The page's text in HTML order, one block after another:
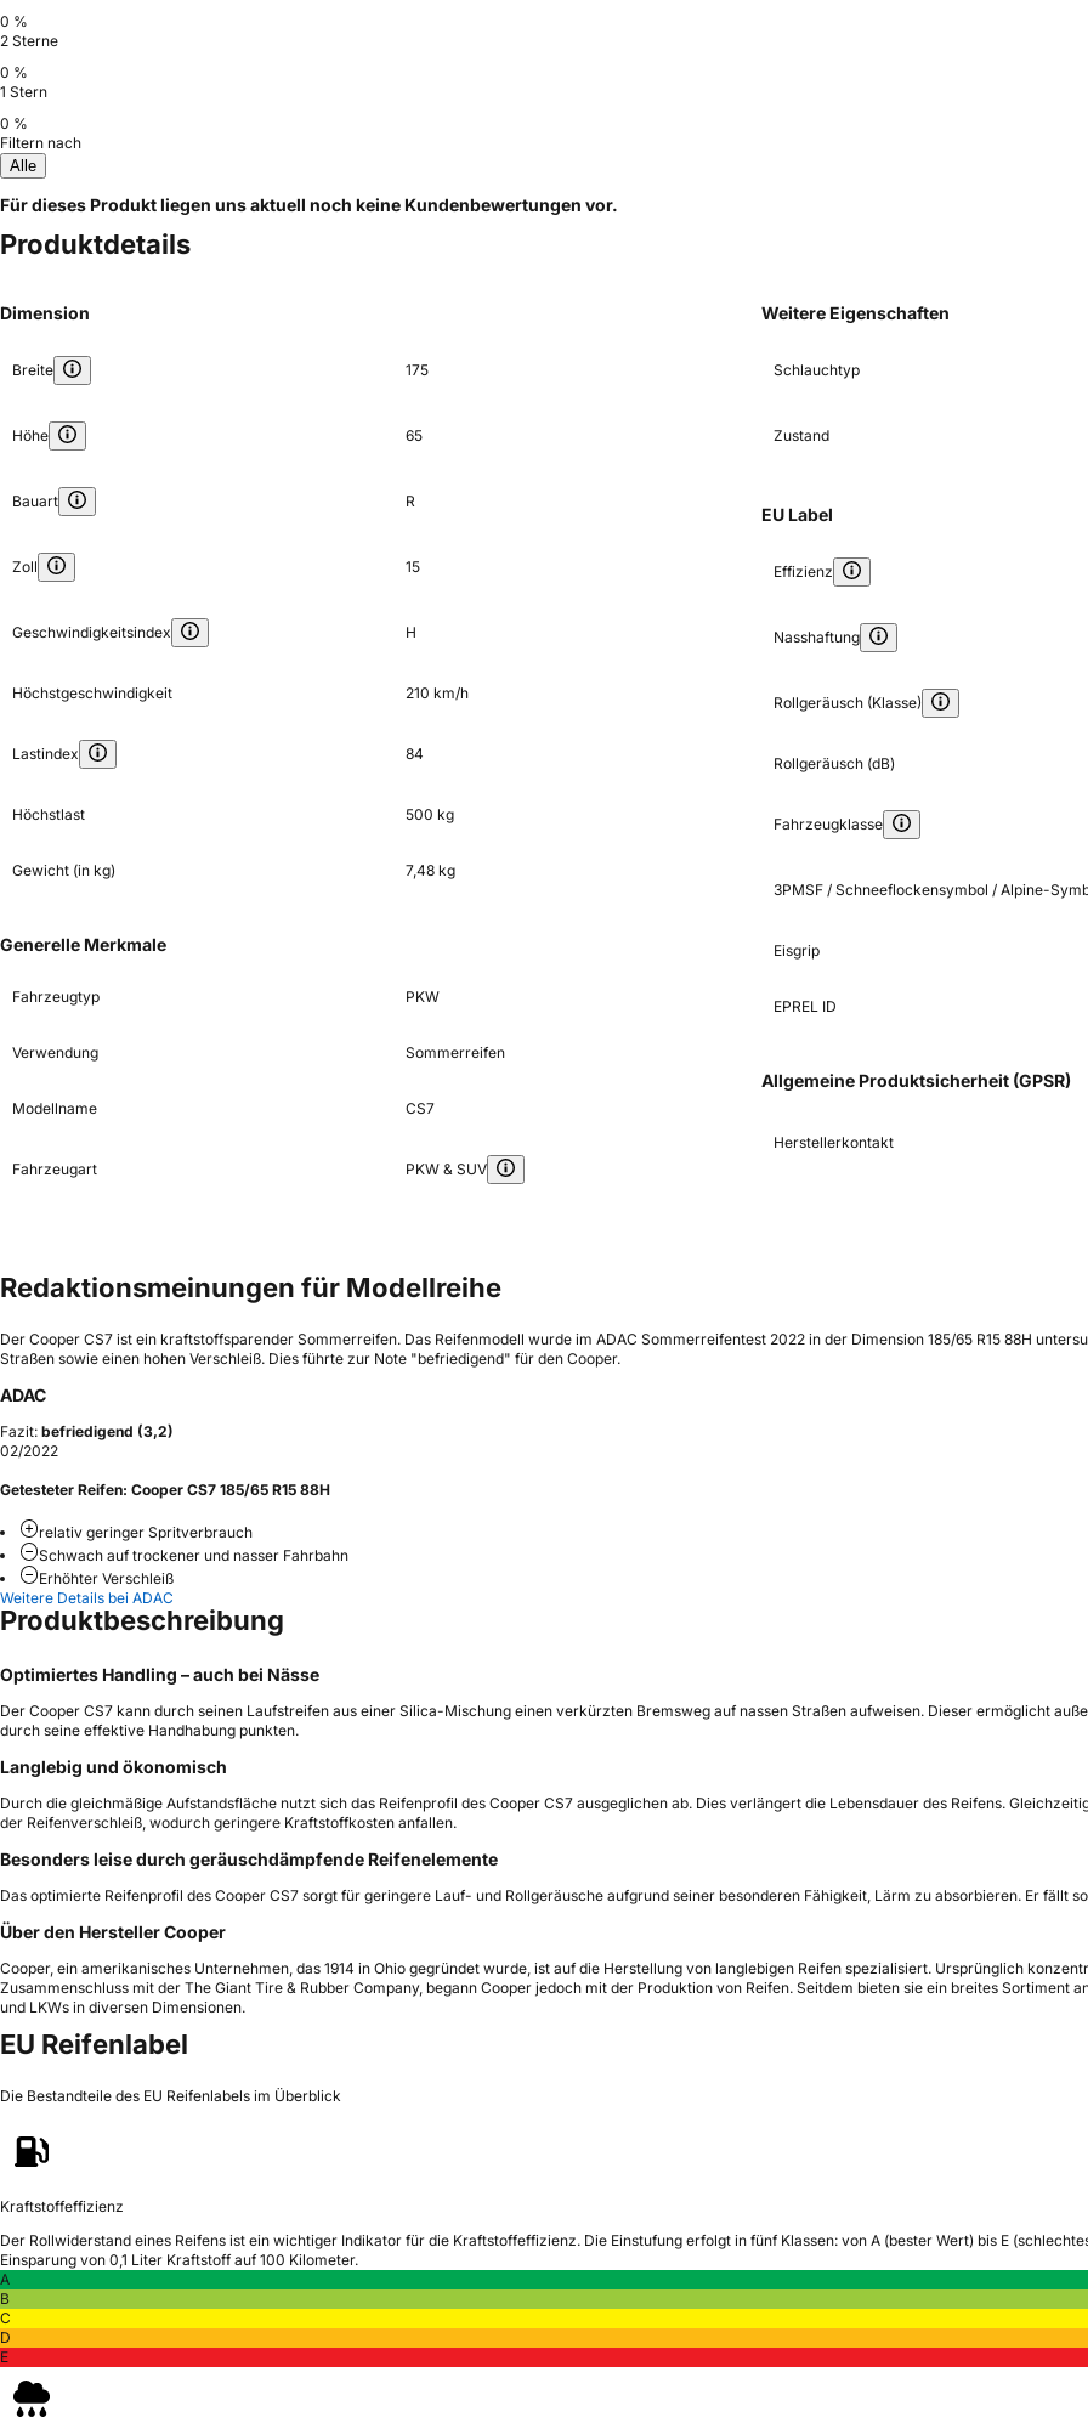
0 %
2 Sterne
0 %
1 Stern
0 %
Filtern nach
Alle
Für dieses Produkt liegen uns aktuell noch keine Kundenbewertungen vor.
Produktdetails
Dimension
Breite 175
Höhe 65
Bauart R
Zoll 15
Geschwindigkeitsindex H
Höchstgeschwindigkeit 210 km/h
Lastindex 84
Höchstlast 500 kg
Gewicht (in kg) 7,48 kg
Generelle Merkmale
Fahrzeugtyp PKW
Verwendung Sommerreifen
Modellname CS7
Fahrzeugart PKW & SUV
Weitere Eigenschaften
Schlauchtyp
Zustand
EU Label
Effizienz
Nasshaftung
Rollgeräusch (Klasse)
Rollgeräusch (dB)
Fahrzeugklasse
3PMSF / Schneeflockensymbol / Alpine-
Eisgrip
EPREL ID
Allgemeine Produktsicherheit (GPSR)
Herstellerkontakt
Redaktionsmeinungen für Modellreihe
Der Cooper CS7 ist ein kraftstoffsparender Sommerreifen. Das Reifenmodell wurde im ADAC Sommerreifentest 2022 in der Dimension 185/65 R15 88H
Straßen sowie einen hohen Verschleiß. Dies führte zur Note "befriedigend" für den Cooper.
ADAC
Fazit: befriedigend (3,2)
02/2022
Getesteter Reifen: Cooper CS7 185/65 R15 88H
relativ geringer Spritverbrauch
Schwach auf trockener und nasser Fahrbahn
Erhöhter Verschleiß
Weitere Details bei ADAC
Produktbeschreibung
Optimiertes Handling – auch bei Nässe
Der Cooper CS7 kann durch seinen Laufstreifen aus einer Silica-Mischung einen verkürzten Bremsweg auf nassen Straßen aufweisen. Dieser ermöglicht
durch seine effektive Handhabung punkten.
Langlebig und ökonomisch
Durch die gleichmäßige Aufstandsfläche nutzt sich das Reifenprofil des Cooper CS7 ausgeglichen ab. Dies verlängert die Lebensdauer des Reifens.
der Reifenverschleiß, wodurch geringere Kraftstoffkosten anfallen.
Besonders leise durch geräuschdämpfende Reifenelemente
Das optimierte Reifenprofil des Cooper CS7 sorgt für geringere Lauf- und Rollgeräusche aufgrund seiner besonderen Fähigkeit, Lärm zu absorbieren. Er fällt
Über den Hersteller Cooper
Cooper, ein amerikanisches Unternehmen, das 1914 in Ohio gegründet wurde, ist auf die Herstellung von langlebigen Reifen spezialisiert. Ursprünglich
Zusammenschluss mit der The Giant Tire & Rubber Company, begann Cooper jedoch mit der Produktion von Reifen. Seitdem bieten sie ein breites Sortiment
und LKWs in diversen Dimensionen.
EU Reifenlabel
Die Bestandteile des EU Reifenlabels im Überblick
Kraftstoffeffizienz
Der Rollwiderstand eines Reifens ist ein wichtiger Indikator für die Kraftstoffeffizienz. Die Einstufung erfolgt in fünf Klassen: von A (bester Wert) bis E
Einsparung von 0,1 Liter Kraftstoff auf 100 Kilometer.
A
B
C
D
E